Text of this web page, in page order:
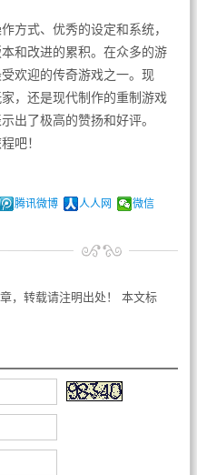
方式、优秀的设定和系统，
和改进的累积。在众多的游
欢迎的传奇游戏之一。现
，还是现代制作的重制游戏
出了极高的赞扬和好评。
吧！
腾讯微博 人人网 微信
，转载请注明出处！ 本文标